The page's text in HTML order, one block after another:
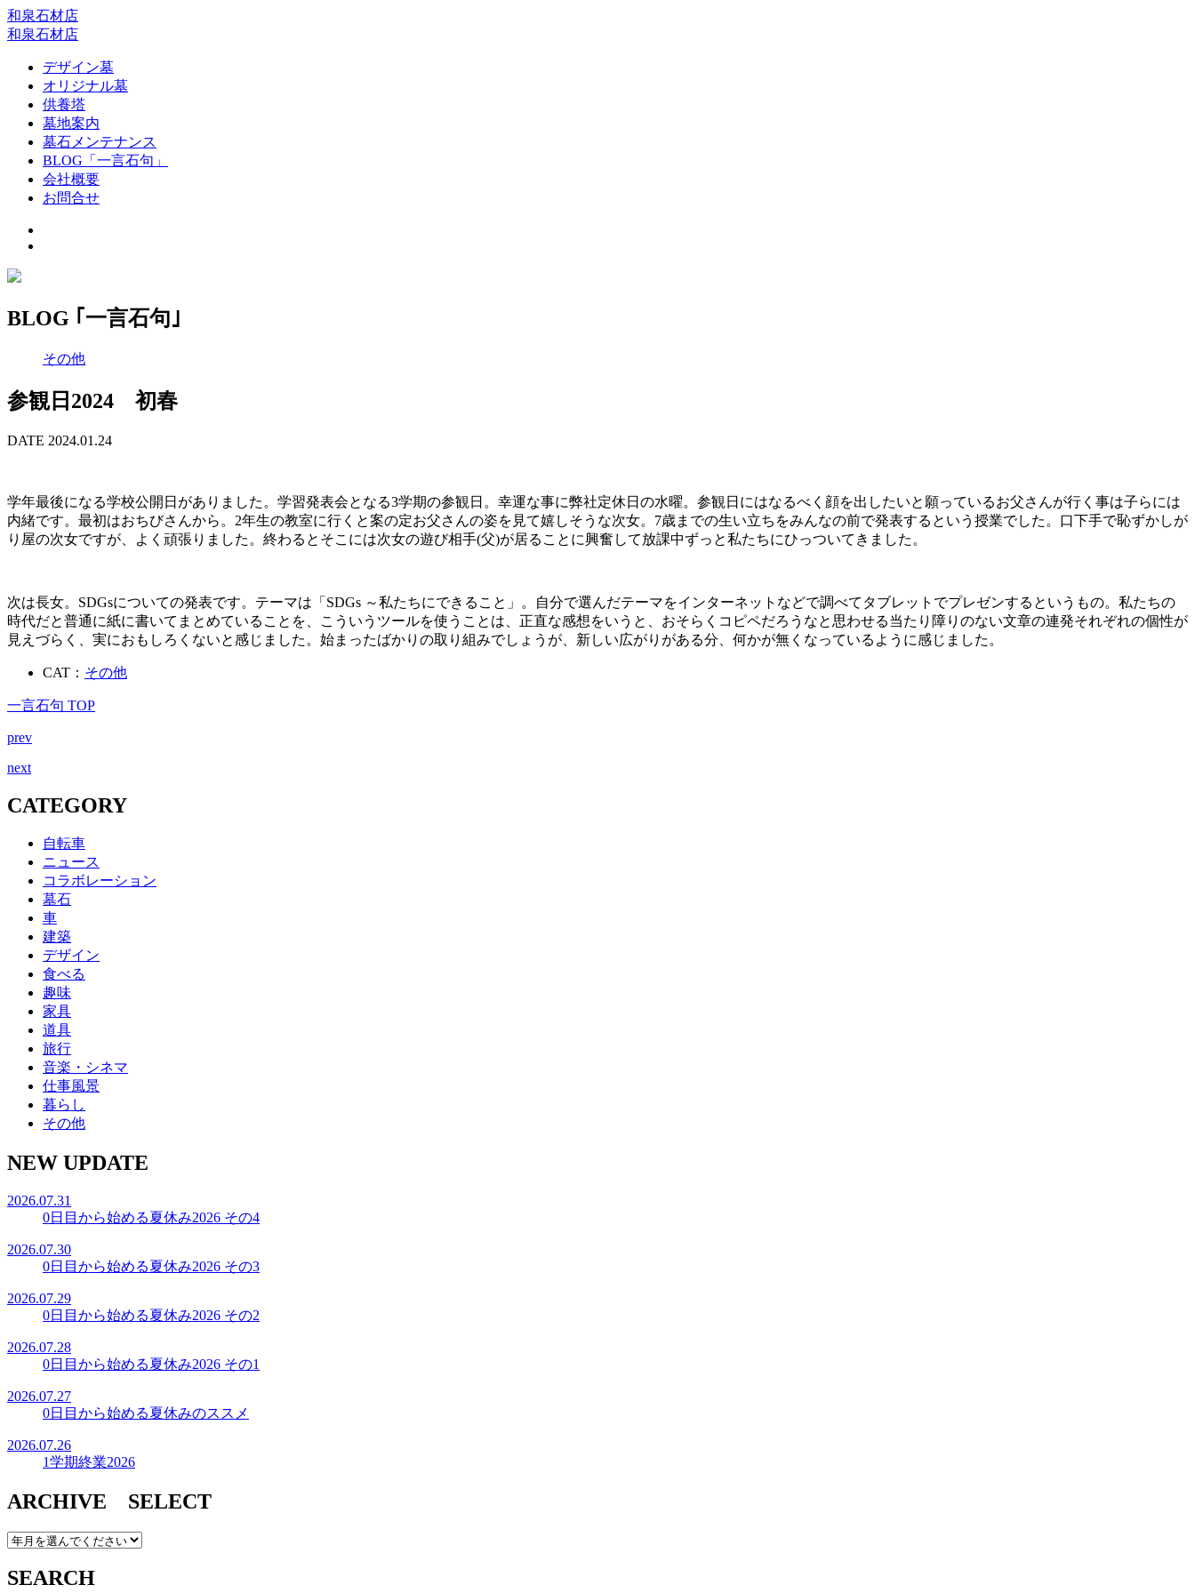
和泉石材店
和泉石材店
デザイン墓
オリジナル墓
供養塔
墓地案内
墓石メンテナンス
BLOG「一言石句」
会社概要
お問合せ
BLOG ｢一言石句｣
その他
参観日2024 初春
DATE 2024.01.24
学年最後になる学校公開日がありました。学習発表会となる3学期の参観日。幸運な事に弊社定休日の水曜。参観日にはなるべく顔を出したいと願っているお父さんが行く事は子らには
内緒です。最初はおちびさんから。2年生の教室に行くと案の定お父さんの姿を見て嬉しそうな次女。7歳までの生い立ちをみんなの前で発表するという授業でした。口下手で恥ずかしが
り屋の次女ですが、よく頑張りました。終わるとそこには次女の遊び相手(父)が居ることに興奮して放課中ずっと私たちにひっついてきました。
次は長女。SDGsについての発表です。テーマは「SDGs ～私たちにできること」。自分で選んだテーマをインターネットなどで調べてタブレットでプレゼンするというもの。私たちの
時代だと普通に紙に書いてまとめていることを、こういうツールを使うことは、正直な感想をいうと、おそらくコピペだろうなと思わせる当たり障りのない文章の連発それぞれの個性が
見えづらく、実におもしろくないと感じました。始まったばかりの取り組みでしょうが、新しい広がりがある分、何かが無くなっているように感じました。
CAT： その他
一言石句 TOP
prev
next
CATEGORY
自転車
ニュース
コラボレーション
墓石
車
建築
デザイン
食べる
趣味
家具
道具
旅行
音楽・シネマ
仕事風景
暮らし
その他
NEW UPDATE
2026.07.31
0日目から始める夏休み2026 その4
2026.07.30
0日目から始める夏休み2026 その3
2026.07.29
0日目から始める夏休み2026 その2
2026.07.28
0日目から始める夏休み2026 その1
2026.07.27
0日目から始める夏休みのススメ
2026.07.26
1学期終業2026
ARCHIVE SELECT
SEARCH